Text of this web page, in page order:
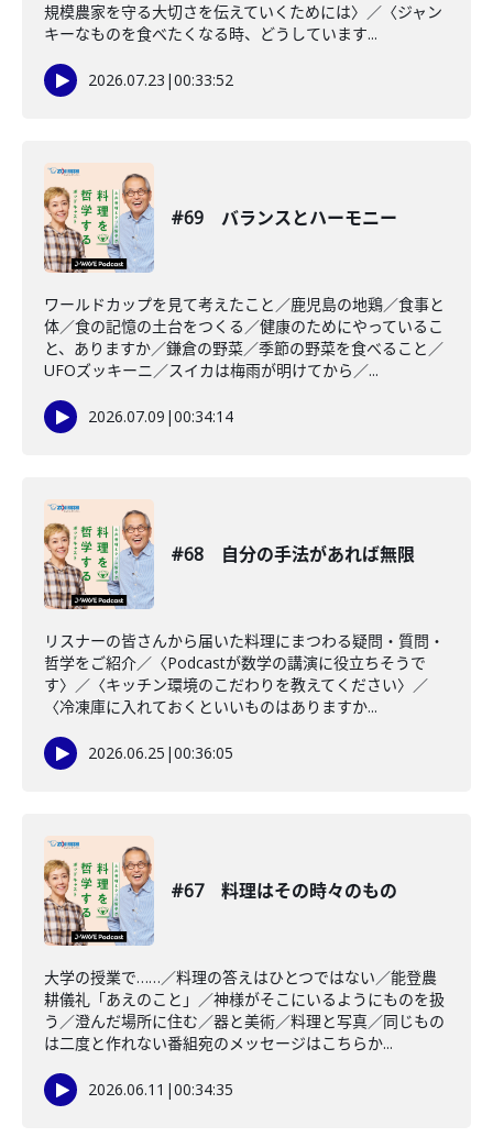
規模農家を守る大切さを伝えていくためには〉／〈ジャン
キーなものを食べたくなる時、どうしています...
2026.07.23 |00:33:52
#69 バランスとハーモニー
ワールドカップを見て考えたこと／鹿児島の地鶏／食事と
体／食の記憶の土台をつくる／健康のためにやっているこ
と、ありますか／鎌倉の野菜／季節の野菜を食べること／
UFOズッキーニ／スイカは梅雨が明けてから／...
2026.07.09 |00:34:14
#68 自分の手法があれば無限
リスナーの皆さんから届いた料理にまつわる疑問・質問・
哲学をご紹介／〈Podcastが数学の講演に役立ちそうで
す〉／〈キッチン環境のこだわりを教えてください〉／
〈冷凍庫に入れておくといいものはありますか...
2026.06.25 |00:36:05
#67 料理はその時々のもの
大学の授業で……／料理の答えはひとつではない／能登農
耕儀礼「あえのこと」／神様がそこにいるようにものを扱
う／澄んだ場所に住む／器と美術／料理と写真／同じもの
は二度と作れない番組宛のメッセージはこちらか...
2026.06.11 |00:34:35